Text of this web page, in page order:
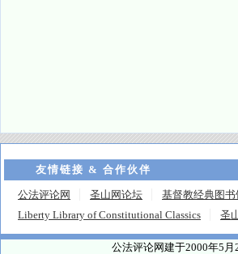
友情链接 & 合作伙伴
公法评论网 圣山网论坛 基督教经典图书
Liberty Library of Constitutional Classics
圣
公法评论网建于2000年5